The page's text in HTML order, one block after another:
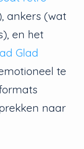
ankers (wat
en het
Glad
te
naar